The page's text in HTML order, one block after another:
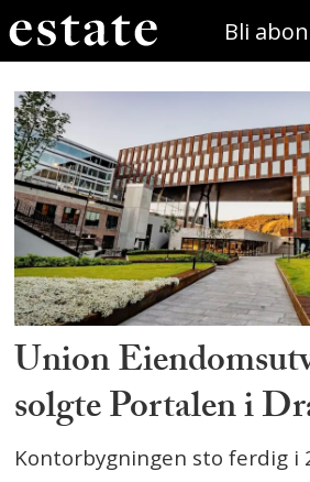
Bli
Tag:
fokus_nordic
Union
solgte Portalen i
Kontorbygningen sto ferdig i